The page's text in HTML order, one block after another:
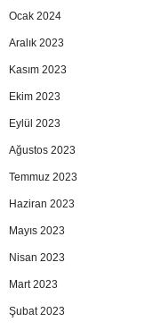
Ocak 2024
Aralık 2023
Kasım 2023
Ekim 2023
Eylül 2023
Ağustos 2023
Temmuz 2023
Haziran 2023
Mayıs 2023
Nisan 2023
Mart 2023
Şubat 2023